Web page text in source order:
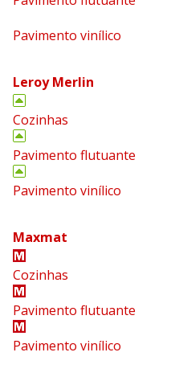
Pavimento vinílico
Leroy Merlin
Cozinhas
Pavimento flutuante
Pavimento vinílico
Maxmat
Cozinhas
Pavimento flutuante
Pavimento vinílico